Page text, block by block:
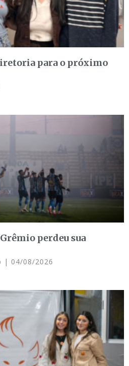
para o próximo
perdeu sua
04/08/2026